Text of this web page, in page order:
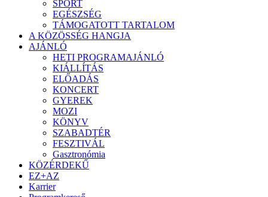
SPORT
EGÉSZSÉG
TÁMOGATOTT TARTALOM
A KÖZÖSSÉG HANGJA
AJÁNLÓ
HETI PROGRAMAJÁNLÓ
KIÁLLÍTÁS
ELŐADÁS
KONCERT
GYEREK
MOZI
KÖNYV
SZABADTÉR
FESZTIVÁL
Gasztronómia
KÖZÉRDEKŰ
EZ+AZ
Karrier